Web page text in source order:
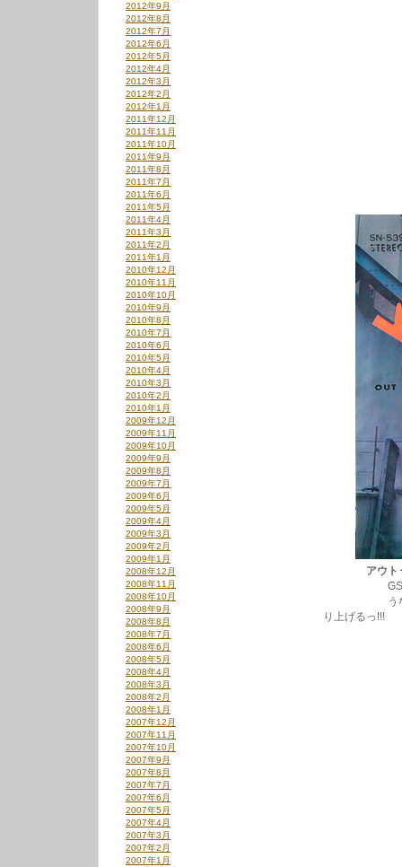
アウト
GS夏ソ
うなる
り上げるっ!!!
2012年9月
2012年8月
2012年7月
2012年6月
2012年5月
2012年4月
2012年3月
2012年2月
2012年1月
2011年12月
2011年11月
2011年10月
2011年9月
2011年8月
2011年7月
2011年6月
2011年5月
2011年4月
2011年3月
2011年2月
2011年1月
2010年12月
2010年11月
2010年10月
2010年9月
2010年8月
2010年7月
2010年6月
2010年5月
2010年4月
2010年3月
2010年2月
2010年1月
2009年12月
2009年11月
2009年10月
2009年9月
2009年8月
2009年7月
2009年6月
2009年5月
2009年4月
2009年3月
2009年2月
2009年1月
2008年12月
2008年11月
2008年10月
2008年9月
2008年8月
2008年7月
2008年6月
2008年5月
2008年4月
2008年3月
2008年2月
2008年1月
2007年12月
2007年11月
2007年10月
2007年9月
2007年8月
2007年7月
2007年6月
2007年5月
2007年4月
2007年3月
2007年2月
2007年1月